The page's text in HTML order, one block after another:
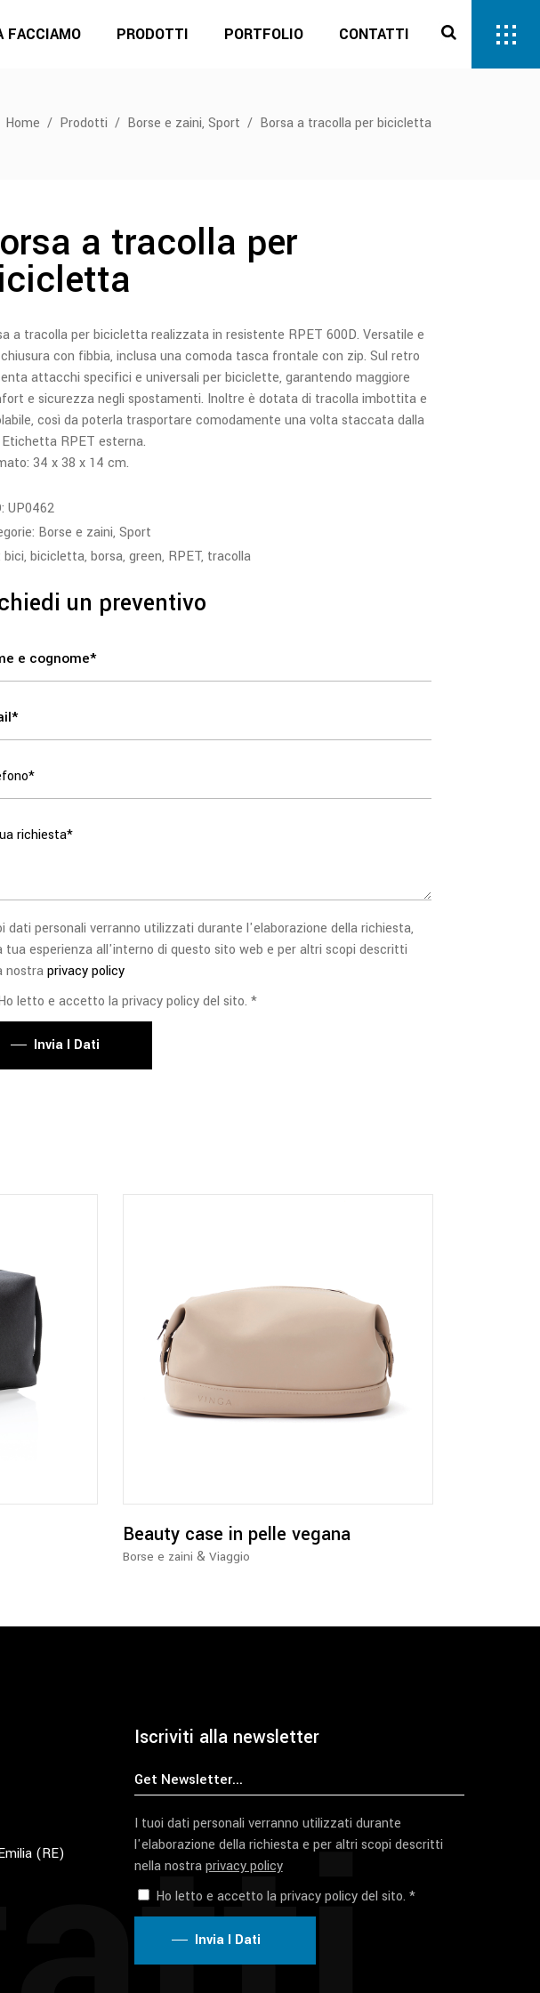
FACCIAMO PRODOTTI PORTFOLIO CONTATTI
Home / Prodotti / Borse e zaini, Sport / Borsa a tracolla per bicicletta
a tracolla per
a tracolla per bicicletta realizzata in resistente RPET 600D. Versatile e
con fibbia, inclusa una comoda tasca frontale con zip. Sul retro
attacchi specifici e universali per biciclette, garantendo maggiore
e sicurezza negli spostamenti. Inoltre è dotata di tracolla imbottita e
così da poterla trasportare comodamente una volta staccata dalla
RPET esterna.
34 x 38 x 14 cm.
UP0462
Borse e zaini, Sport
bici, bicicletta, borsa, green, RPET, tracolla
un preventivo
dati personali verranno utilizzati durante l'elaborazione della richiesta,
tua esperienza all'interno di questo sito web e per altri scopi descritti
nostraprivacy policy
letto e accetto la privacy policy del sito. *
Invia I Dati
più
possono
essere
scelte
Beauty case in pelle vegana
Borse e zaini &Viaggio
(RE)
Iscriviti alla newsletter
I tuoi dati personali verranno utilizzati durante
l'elaborazione della richiesta e per altri scopi descritti
nella nostraprivacy policy
Ho letto e accetto la privacy policy del sito. *
Invia I Dati